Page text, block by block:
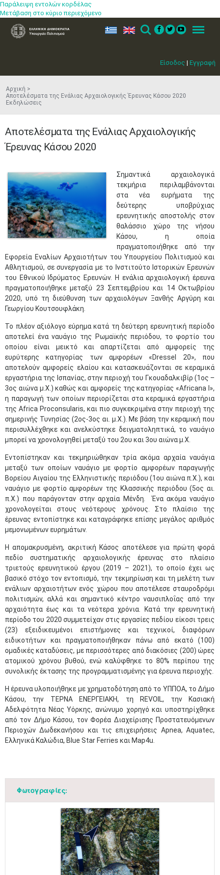
Παράλειψη εντολών κορδέλας
Μετάβαση στο κύριο περιεχόμενο
Είσοδος | Εγγραφή
ελ en Search Menu
Αρχική
Αποτελέσματα της Ενάλιας Αρχαιολογικής Έρευνας Κάσου 2020
Εκδηλώσεις
Αποτελέσματα της Ενάλιας Αρχαιολογικής
Έρευνας Κάσου 2020
​Σημαντικά αρχαιολογικά
τεκμήρια περιλαμβάνονται
στα νέα ευρήματα της
δεύτερης υποβρύχιας
ερευνητικής αποστολής στον
θαλάσσιο χώρο της νήσου
Κάσου, η οποία
πραγματοποιήθηκε από την
Εφορεία Εναλίων Αρχαιοτήτων του Υπουργείου Πολιτισμού και
Αθλητισμού, σε συνεργασία με το Ινστιτούτο Ιστορικών Ερευνών
του Εθνικού Ιδρύματος Ερευνών. Η ενάλια αρχαιολογική έρευνα
πραγματοποιήθηκε μεταξύ 23 Σεπτεμβρίου και 14 Οκτωβρίου
2020, υπό τη διεύθυνση των αρχαιολόγων Ξανθής Αργύρη και
Γεωργίου Κουτσουφλάκη.
Το πλέον αξιόλογο εύρημα κατά τη δεύτερη ερευνητική περίοδο
αποτελεί ένα ναυάγιο της Ρωμαϊκής περιόδου, το φορτίο του
οποίου είναι μεικτό και απαρτίζεται από αμφορείς της
ευρύτερης κατηγορίας των αμφορέων «Dressel 20», που
αποτελούν αμφορείς ελαίου και κατασκευάζονται σε κεραμικά
εργαστήρια της Ισπανίας, στην περιοχή του Γκουαδαλκιβίρ (1ος –
3ος αιώνα μ.Χ.) καθώς και αμφορείς της κατηγορίας «Africana I»,
η παραγωγή των οποίων περιορίζεται στα κεραμικά εργαστήρια
της Africa Proconsularis, και πιο συγκεκριμένα στην περιοχή της
σημερινής Τυνησίας (2ος-3ος αι. μ.Χ.). Με βάση την κεραμική που
περισυλλέχθηκε και ανελκύστηκε δειγματοληπτικά, το ναυάγιο
μπορεί να χρονολογηθεί μεταξύ του 2ου και 3ου αιώνα μ.Χ.
Εντοπίστηκαν και τεκμηριώθηκαν τρία ακόμα αρχαία ναυάγια
μεταξύ των οποίων ναυάγιο με φορτίο αμφορέων παραγωγής
Βορείου Αιγαίου της Ελληνιστικής περιόδου (1ου αιώνα π.Χ.), και
ναυάγιο με φορτίο αμφορέων της Κλασσικής περιόδου (5ος αι.
π.Χ.) που παράγονταν στην αρχαία Μένδη. Ένα ακόμα ναυάγιο
χρονολογείται στους νεότερους χρόνους. Στο πλαίσιο της
έρευνας εντοπίστηκε και καταγράφηκε επίσης μεγάλος αριθμός
μεμονωμένων ευρημάτων.
Η απομακρυσμένη, ακριτική Κάσος αποτέλεσε για πρώτη φορά
πεδίο συστηματικής αρχαιολογικής έρευνας στο πλαίσιο
τριετούς ερευνητικού έργου (2019 – 2021), το οποίο έχει ως
βασικό στόχο τον εντοπισμό, την τεκμηρίωση και τη μελέτη των
ενάλιων αρχαιοτήτων ενός χώρου που αποτέλεσε σταυροδρόμι
πολιτισμών, αλλά και σημαντικό κέντρο ναυσιπλοΐας από την
αρχαιότητα έως και τα νεότερα χρόνια. Κατά την ερευνητική
περίοδο του 2020 συμμετείχαν στις εργασίες πεδίου είκοσι τρεις
(23) εξειδικευμένοι επιστήμονες και τεχνικοί, διαφόρων
ειδικοτήτων και πραγματοποιήθηκαν πάνω από εκατό (100)
ομαδικές καταδύσεις, με περισσότερες από διακόσιες (200) ώρες
ατομικού χρόνου βυθού, ενώ καλύφθηκε το 80% περίπου της
συνολικής έκτασης της προγραμματισμένης για έρευνα περιοχής.
Η έρευνα υλοποιήθηκε με χρηματοδότηση από το ΥΠΠΟΑ, το Δήμο
Κάσου, την ΤΕΡΝΑ ΕΝΕΡΓΕΙΑΚΗ, τη REVOIL, την Κασιακή
Αδελφότητα Νέας Υόρκης, ανώνυμο χορηγό και υποστηρίχθηκε
από τον Δήμο Κάσου, τον Φορέα Διαχείρισης Προστατευόμενων
Περιοχών Δωδεκανήσου και τις επιχειρήσεις Apnea, Aquatec,
Ελληνικά Καλώδια, Blue Star Ferries και Map4u.
Φωτογραφίες: